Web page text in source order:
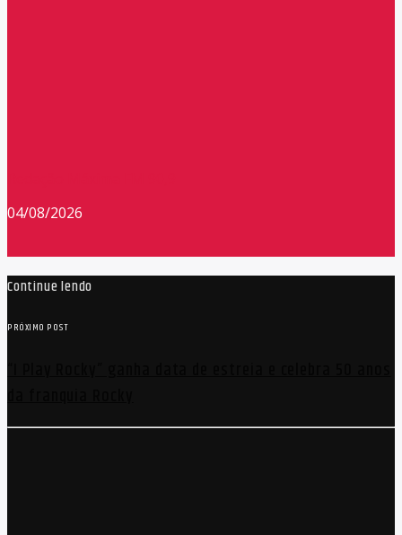
04/08/2026
Continue lendo
PRÓXIMO POST